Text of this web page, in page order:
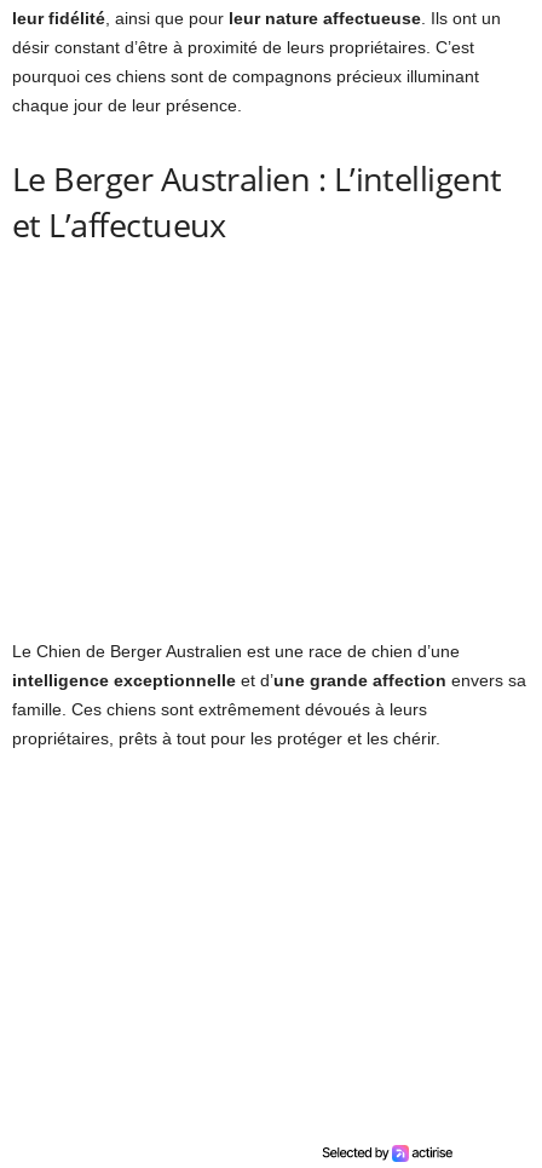
leur fidélité , ainsi que pour leur nature affectueuse . Ils ont un
désir constant d’être à proximité de leurs propriétaires. C’est
pourquoi ces chiens sont de compagnons précieux illuminant
chaque jour de leur présence.
Le Berger Australien : L’intelligent
et L’affectueux
Le Chien de Berger Australien est une race de chien d’une
intelligence exceptionnelle et d’une grande affection envers sa
famille. Ces chiens sont extrêmement dévoués à leurs
propriétaires, prêts à tout pour les protéger et les chérir.